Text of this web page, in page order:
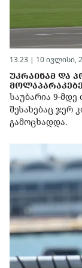
13:23 | 10 ივლისი,
ᲣᲙᲠᲐᲘᲜᲐᲛ ᲓᲐ
საუბარია 9-
შესახებაც ჯერ
გამოცხადდა.